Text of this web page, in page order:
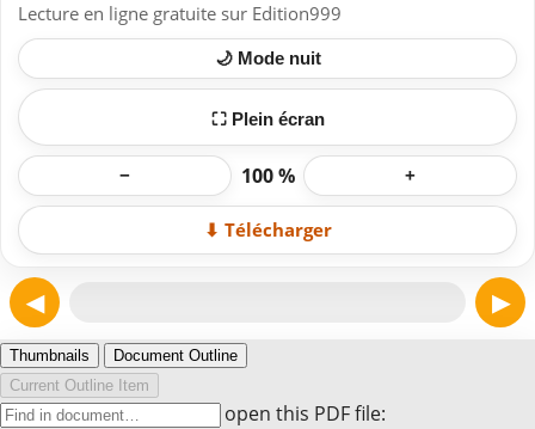
Lecture en ligne gratuite sur Edition999
🌙 Mode nuit
⛶ Plein écran
− 100 % +
⬇ Télécharger
◀ ▶
Thumbnails
Document Outline
Current Outline Item
Enter the password to open this PDF file: